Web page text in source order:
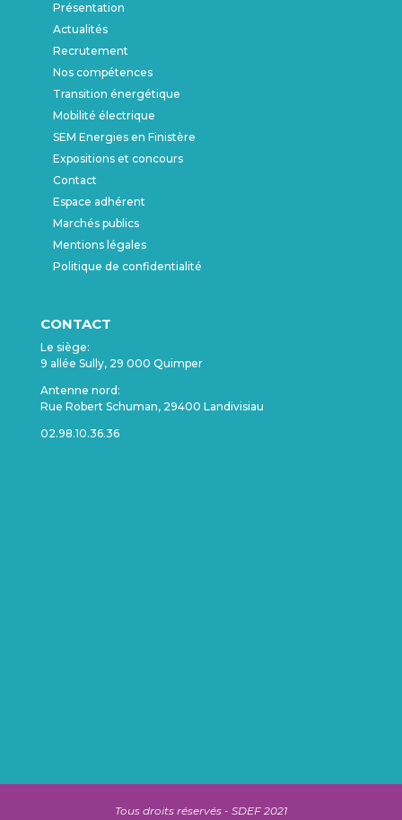
Présentation
Actualités
Recrutement
Nos compétences
Transition énergétique
Mobilité électrique
SEM Energies en Finistère
Expositions et concours
Contact
Espace adhérent
Marchés publics
Mentions légales
Politique de confidentialité
CONTACT
Le siège:
9 allée Sully, 29 000 Quimper
Antenne nord:
Rue Robert Schuman, 29400 Landivisiau
02.98.10.36.36
Tous droits réservés - SDEF 2021